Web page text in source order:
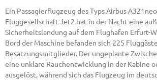
Ein Passagierflugzeug des Typs Airbus
Fluggesellschaft Jet2 hat in der Nacht eine
Sicherheitslandung auf dem Flughafen Erfurt-
Bord der Maschine befanden sich 225
Besatzungsmitglieder. Der ungeplante
eine unklare Rauchentwicklung in der Kabine
ausgelöst, während sich das Flugzeug im